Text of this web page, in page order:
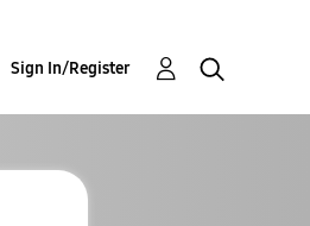
Sign In/Register